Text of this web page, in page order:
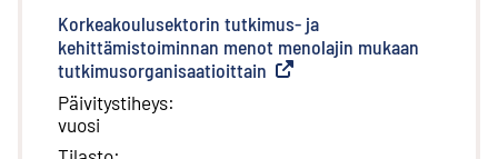
Korkeakoulusektorin tutkimus- ja
kehittämistoiminnan menot menolajin mukaan
tutkimusorganisaatioittain Ulkoinen linkki
Päivitystiheys:
vuosi